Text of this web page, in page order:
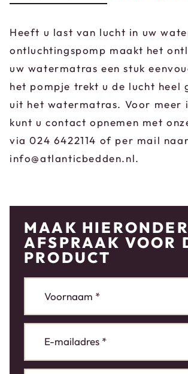
Heeft u last van lucht in uw
ontluchtingspomp maakt het
uw watermatras een stuk
het pompje trekt u de lucht heel
uit het watermatras. Voor meer
kunt u contact opnemen met
via 024 6422114 of per mail naar
info@atlanticbedden.nl.
MAAK
AFSPRAAK VOOR
PRODUCT